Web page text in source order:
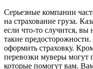
Серьезные компании
на страхование груза.
если что-то случится, вы
такие
оформить страховку.
перевозки муверы могут
которые помогут вам.